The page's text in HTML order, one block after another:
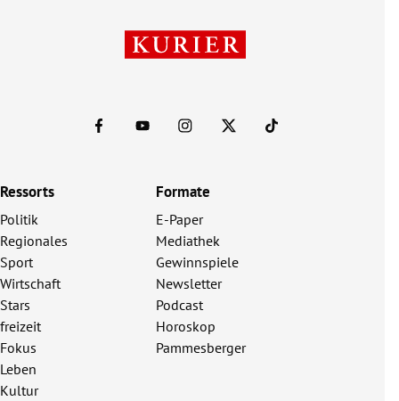
Ressorts
Politik
Regionales
Sport
Wirtschaft
Stars
freizeit
Fokus
Leben
Kultur
Formate
E-Paper
Mediathek
Gewinnspiele
Newsletter
Podcast
Horoskop
Pammesberger